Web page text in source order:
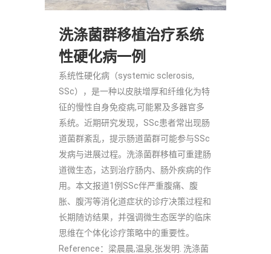
洗涤菌群移植治疗系统
性硬化病一例
系统性硬化病（systemic sclerosis,
SSc），是一种以皮肤增厚和纤维化为特
征的慢性自身免疫病,可能累及多器官多
系统。近期研究发现，SSc患者常出现肠
道菌群紊乱，提示肠道菌群可能参与SSc
发病与进展过程。洗涤菌群移植可重建肠
道微生态，达到治疗肠内、肠外疾病的作
用。本文报道1例SSc伴严重腹痛、腹
胀、腹泻等消化道症状的诊疗决策过程和
长期随访结果，并强调微生态医学的临床
思维在个体化诊疗策略中的重要性。
Reference：梁晨晨,温泉,张发明. 洗涤菌